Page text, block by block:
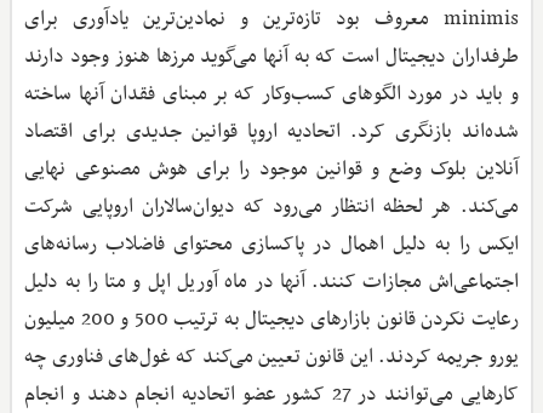
minimis معروف بود تازه‌ترین و نمادین‌ترین یادآوری برای
طرفداران دیجیتال است که به آنها می‌گوید مرزها هنوز وجود دارند
و باید در مورد الگوهای کسب‌وکار که بر مبنای فقدان آنها ساخته
شده‌اند بازنگری کرد. اتحادیه اروپا قوانین جدیدی برای اقتصاد
آنلاین بلوک وضع و قوانین موجود را برای هوش مصنوعی نهایی
می‌کند. هر لحظه انتظار می‌رود که دیوان‌سالاران اروپایی شرکت
ایکس را به دلیل اهمال در پاکسازی محتوای فاضلاب رسانه‌های
اجتماعی‌اش مجازات کنند. آنها در ماه آوریل اپل و متا را به دلیل
رعایت نکردن قانون بازارهای دیجیتال به ترتیب 500 و 200 میلیون
یورو جریمه کردند. این قانون تعیین می‌کند که غول‌های فناوری چه
کارهایی می‌توانند در 27 کشور عضو اتحادیه انجام دهند و انجام